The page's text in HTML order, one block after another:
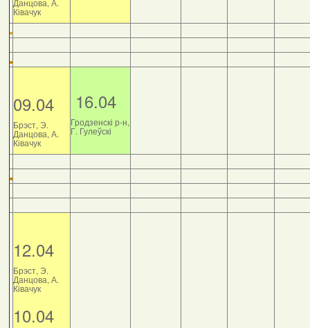
Данцова, А.
Ківачук
09.04
Брэст, Э.
Данцова, А.
Ківачук
16.04
Гродзенскі р-н,
Г. Гулеўскі
12.04
Брэст, Э.
Данцова, А.
Ківачук
10.04